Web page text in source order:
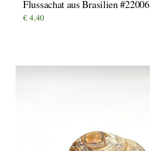
Flussachat aus Brasilien #22006
€ 4,40